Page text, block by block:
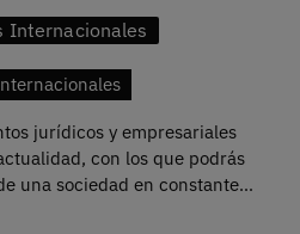
Internacionales
jurídicos y empresariales
con los que podrás
una sociedad en constante